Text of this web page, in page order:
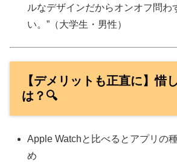
ルなデザインだからオンオフ問わ
い。”（大学生・男性）
【デメリットも正直に】惜
は？🔍
Apple Watchと比べるとアプリの
め